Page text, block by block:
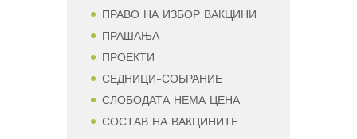
ПРАВО НА ИЗБОР ВАКЦИНИ
ПРАШАЊА
ПРОЕКТИ
СЕДНИЦИ-СОБРАНИЕ
СЛОБОДАТА НЕМА ЦЕНА
СОСТАВ НА ВАКЦИНИТЕ